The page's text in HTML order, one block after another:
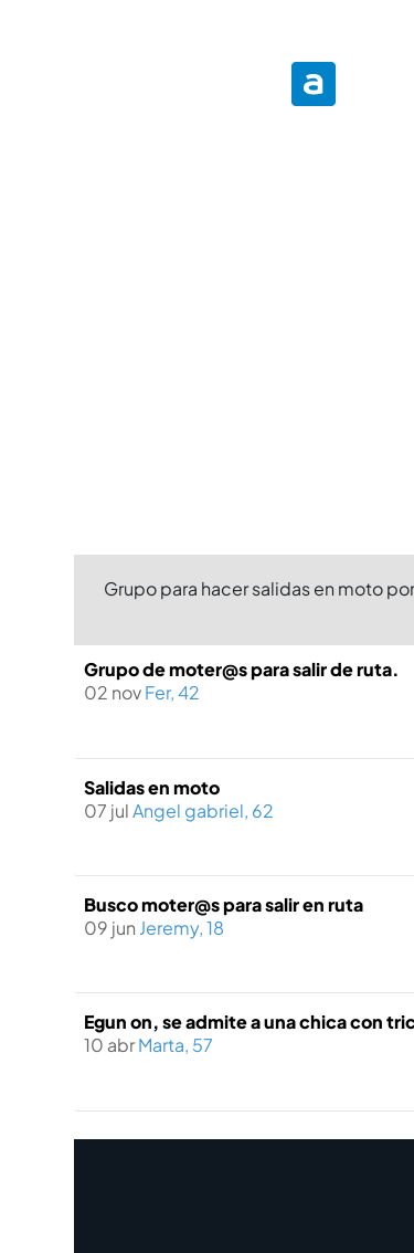
Grupo para hacer salidas en moto
Grupo de moter@s para salir de ruta.
02 novFer, 42
Salidas en moto
07 julAngel gabriel, 62
Busco moter@s para salir en ruta
09 jun Jeremy, 18
Egun on, se admite a una chica con
10 abrMarta, 57